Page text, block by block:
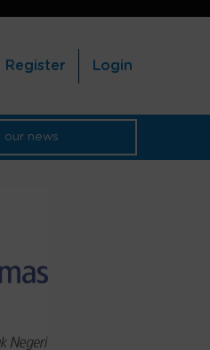
Register Login